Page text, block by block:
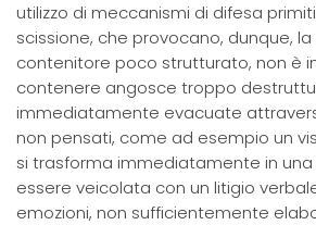
utilizzo di meccanismi di difesa
scissione, che provocano, dunque,
contenitore poco strutturato, non è
contenere angosce troppo
immediatamente evacuate
non pensati, come ad esempio un
si trasforma immediatamente in
essere veicolata con un litigio
emozioni, non sufficientemente